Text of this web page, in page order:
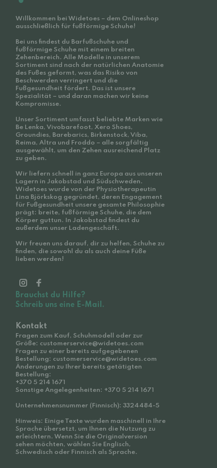
Willkommen bei Widetoes – dem Onlineshop
ausschließlich für fußförmige Schuhe!
Bei uns findest du Barfußschuhe und
fußförmige Schuhe mit einem breiten
Zehenbereich. Alle Modelle in unserem
Sortiment sind nach der natürlichen Anatomie
des Fußes geformt, was das Risiko von
Beschwerden verringert und die
Fußgesundheit fördert. Das ist unsere
Spezialität – und daran machen wir keine
Kompromisse.
Unser Sortiment umfasst beliebte Marken wie
Be Lenka, Vivobarefoot, Xero Shoes,
Groundies, Barebarics, Birkenstock, Viba,
Reima, Altra und Froddo – alle sorgfältig
ausgewählt, um den Zehen ausreichend Platz
zu geben.
Wir liefern schnell in ganz Europa aus unseren
Lagern in Jakobstad und Südschweden.
Widetoes wurde von der Physiotherapeutin
Lina Björkskog gegründet, deren Engagement
für Fußgesundheit unsere gesamte Philosophie
prägt: breite, fußförmige Schuhe, die dem
Körper guttun. In Jakobstad findest du
außerdem unser Ladengeschäft.
Wir freuen uns darauf, dir zu helfen, Schuhe zu
finden, die sowohl du als auch deine Füße
lieben werden!
Brauchst du Hilfe?
Schreib uns eine E-Mail.
Kontakt
Fragen zum Kauf, Schuhmodell oder zur
Größe: customerservice@widetoes.com
Fragen zu einer bereits aufgegebenen
Bestellung: customerservice@widetoes.com
Änderungen zu Ihrer bereits getätigten
Bestellung:
+370 5 214 1671
Sonstige Angelegenheiten: +370 5 214 1671
Unternehmensnummer (Finnisch): 3324484-5
Hinweis: Einige Texte wurden maschinell in Ihre
Sprache übersetzt, um Ihnen die Nutzung zu
erleichtern. Wenn Sie die Originalversion
sehen möchten, wählen Sie Englisch,
Schwedisch oder Finnisch als Sprache.